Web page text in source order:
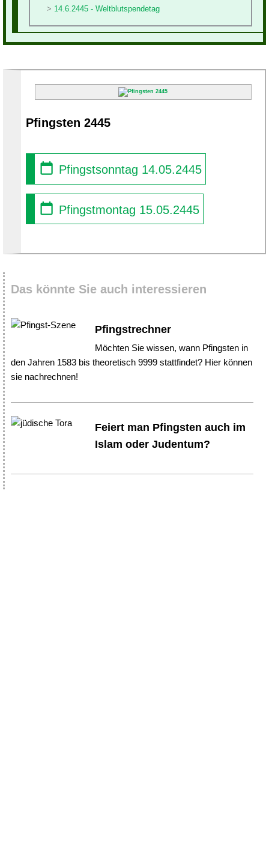
14.6.2445 - Weltblutspendetag
Pfingsten 2445
Pfingstsonntag 14.05.2445
Pfingstmontag 15.05.2445
Das könnte Sie auch interessieren
Pfingstrechner
Möchten Sie wissen, wann Pfingsten in
den Jahren 1583 bis theoretisch 9999 stattfindet? Hier können
sie nachrechnen!
Feiert man Pfingsten auch im
Islam oder Judentum?